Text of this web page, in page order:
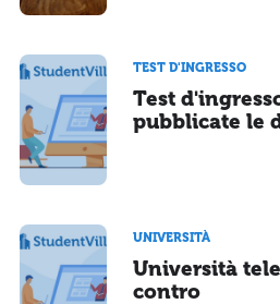
TEST D'INGRESSO
Test
pubblicate le
UNIVERSITÀ
Università
contro